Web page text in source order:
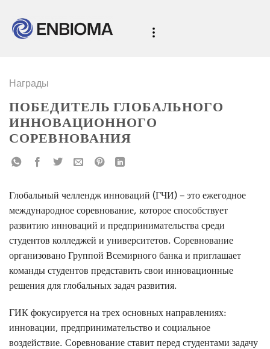
Награды
ПОБЕДИТЕЛЬ ГЛОБАЛЬНОГО
ИННОВАЦИОННОГО
СОРЕВНОВАНИЯ
Глобальный челлендж инноваций (ГЧИ) – это ежегодное
международное соревнование, которое способствует
развитию инноваций и предпринимательства среди
студентов колледжей и университетов. Соревнование
организовано Группой Всемирного банка и приглашает
команды студентов представить свои инновационные
решения для глобальных задач развития.
ГИК фокусируется на трех основных направлениях:
инновации, предпринимательство и социальное
воздействие. Соревнование ставит перед студентами задачу